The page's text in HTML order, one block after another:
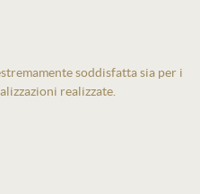
soddisfatta sia per i
realizzate.